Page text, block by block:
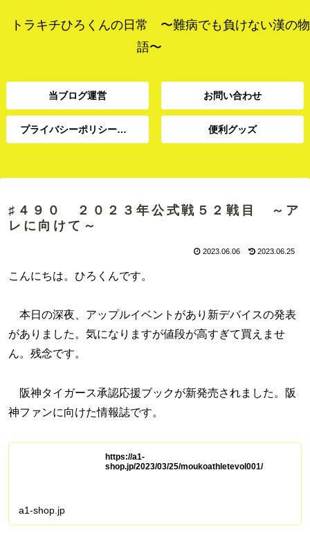
トラキチひろくんの日常 〜難病でも負けない漢の物
語〜
当ブログ運営 お問い合わせ
プライバシーポリシー、免責事項 便利グッズ
♯４９０ ２０２３年公式戦５２戦目 ～ア
レに向けて～
2023.06.06 2023.06.25
こんにちは。ひろくんです。
本日の深夜、アップルイベントがあり新デバイスの発表
がありました。気になりますが値段が高すぎて買えませ
ん。残念です。
阪神タイガース承認応援ブックが新発売されました。阪
神ファンに向けた情報誌です。
https://a1-
shop.jp/2023/03/25/moukoathletevol001/
a1-shop.jp